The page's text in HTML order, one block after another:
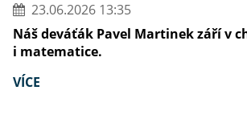
23.06.2026 13:35
Náš deváťák Pavel Martinek září v
i matematice.
VÍCE